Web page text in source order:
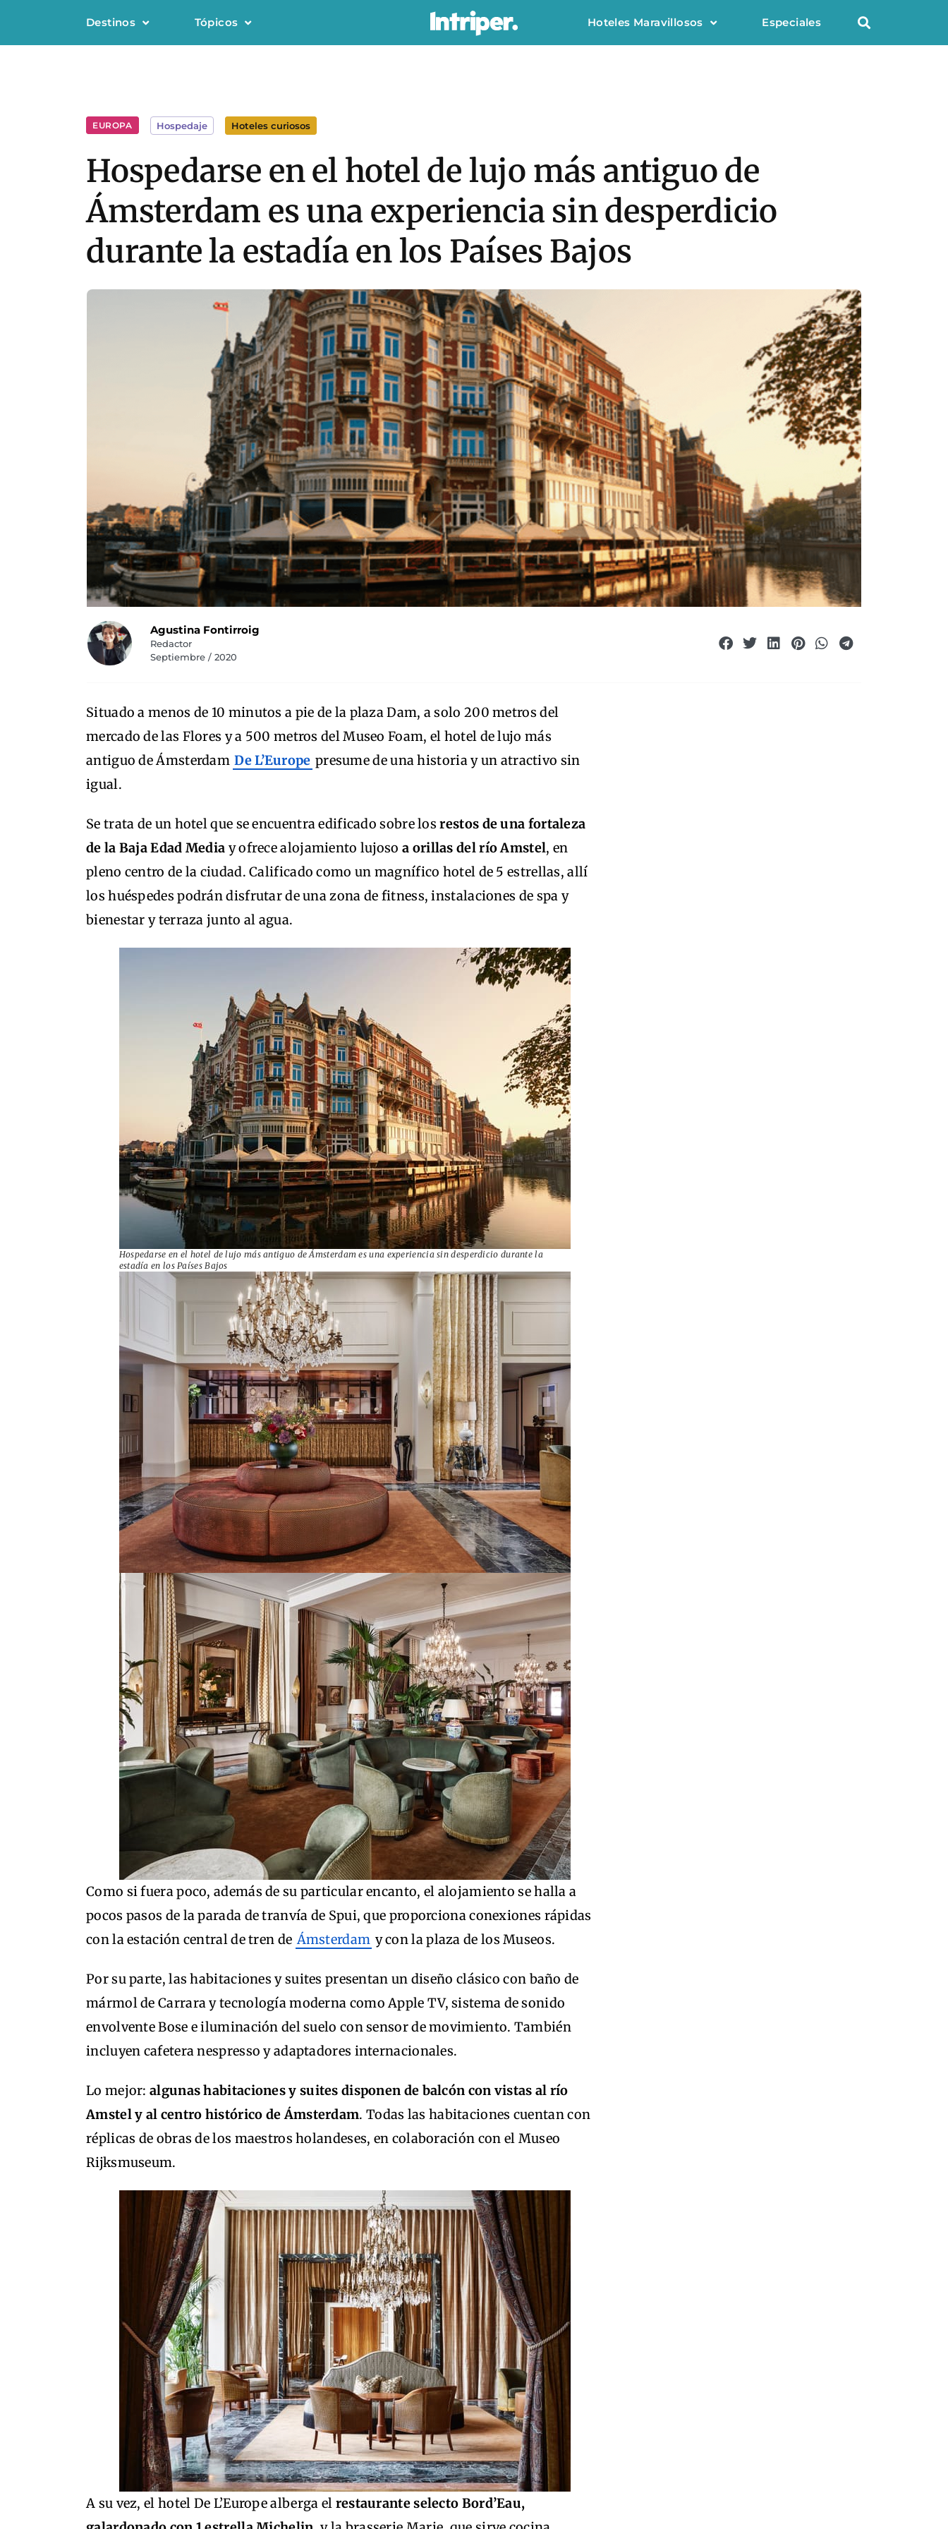
Destinos Tópicos Hoteles Maravillosos Especiales
EUROPA Hospedaje Hoteles curiosos
Hospedarse en el hotel de lujo más antiguo de
Ámsterdam es una experiencia sin desperdicio
durante la estadía en los Países Bajos
Agustina Fontirroig
Redactor
Septiembre / 2020
Situado a menos de 10 minutos a pie de la plaza Dam, a solo 200 metros del
mercado de las Flores y a 500 metros del Museo Foam, el hotel de lujo más
antiguo de Ámsterdam De L’Europe presume de una historia y un atractivo sin
igual.
Se trata de un hotel que se encuentra edificado sobre losrestos de una fortaleza
de la Baja Edad Media y ofrece alojamiento lujoso a orillas del río Amstel, en
pleno centro de la ciudad. Calificado como un magnífico hotel de 5 estrellas, allí
los huéspedes podrán disfrutar de una zona de fitness, instalaciones de spa y
bienestar y terraza junto al agua.
Hospedarse en el hotel de lujo más antiguo de Ámsterdam es una experiencia sin desperdicio durante la
estadía en los Países Bajos
Como si fuera poco, además de su particular encanto, el alojamiento se halla a
pocos pasos de la parada de tranvía de Spui, que proporciona conexiones rápidas
con la estación central de tren de Ámsterdam y con la plaza de los Museos.
Por su parte, las habitaciones y suites presentan un diseño clásico con baño de
mármol de Carrara y tecnología moderna como Apple TV, sistema de sonido
envolvente Bose e iluminación del suelo con sensor de movimiento. También
incluyen cafetera nespresso y adaptadores internacionales.
Lo mejor: algunas habitaciones y suites disponen de balcón con vistas al río
Amstel y al centro histórico de Ámsterdam. Todas las habitaciones cuentan con
réplicas de obras de los maestros holandeses, en colaboración con el Museo
Rijksmuseum.
A su vez, el hotel De L’Europe alberga el restaurante selecto Bord’Eau,